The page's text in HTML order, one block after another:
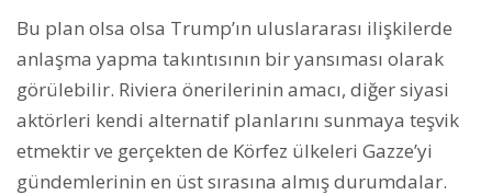
Bu plan olsa olsa Trump’ın uluslararası ilişkilerde
anlaşma yapma takıntısının bir yansıması olarak
görülebilir. Riviera önerilerinin amacı, diğer siyasi
aktörleri kendi alternatif planlarını sunmaya teşvik
etmektir ve gerçekten de Körfez ülkeleri Gazze’yi
gündemlerinin en üst sırasına almış durumdalar.